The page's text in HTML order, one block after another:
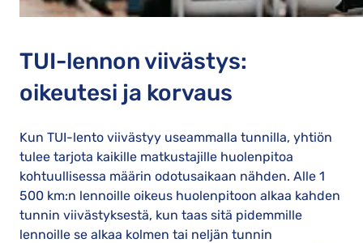
TUI-lennon viivästys:
oikeutesi ja korvaus
Kun TUI-lento viivästyy useammalla tunnilla, yhtiön
tulee tarjota kaikille matkustajille huolenpitoa
kohtuullisessa määrin odotusaikaan nähden. Alle 1
500 km:n lennoille oikeus huolenpitoon alkaa kahden
tunnin viivästyksestä, kun taas sitä pidemmille
lennoille se alkaa kolmen tai neljän tunnin